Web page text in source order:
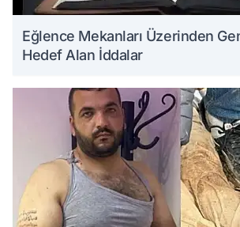
Eğlence Mekanları Üzerinden
Hedef Alan İddalar